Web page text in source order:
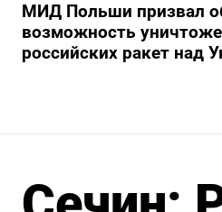
МИД Польши призвал
возможность
российских ракет над